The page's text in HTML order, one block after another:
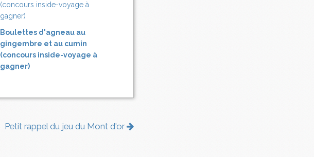
Boulettes d'agneau au
gingembre et au cumin
(concours inside-voyage à
gagner)
Petit rappel du jeu du Mont d'or